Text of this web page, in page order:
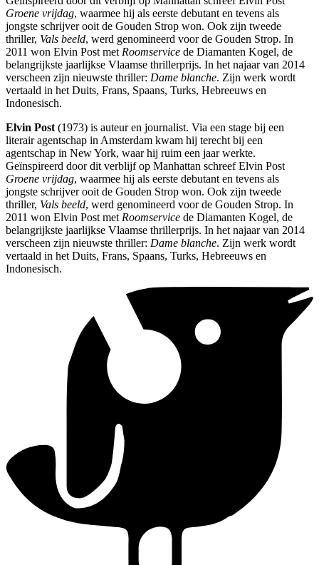
Groene vrijdag, waarmee hij als eerste debutant en tevens als
jongste schrijver ooit de Gouden Strop won. Ook zijn tweede
thriller, Vals beeld, werd genomineerd voor de Gouden Strop. In
2011 won Elvin Post met Roomservice de Diamanten Kogel, de
belangrijkste jaarlijkse Vlaamse thrillerprijs. In het najaar van 2014
verscheen zijn nieuwste thriller: Dame blanche. Zijn werk wordt
vertaald in het Duits, Frans, Spaans, Turks, Hebreeuws en
Indonesisch.
Elvin Post (1973) is auteur en journalist. Via een stage bij een
literair agentschap in Amsterdam kwam hij terecht bij een
agentschap in New York, waar hij ruim een jaar werkte.
Geïnspireerd door dit verblijf op Manhattan schreef Elvin Post
Groene vrijdag, waarmee hij als eerste debutant en tevens als
jongste schrijver ooit de Gouden Strop won. Ook zijn tweede
thriller, Vals beeld, werd genomineerd voor de Gouden Strop. In
2011 won Elvin Post met Roomservice de Diamanten Kogel, de
belangrijkste jaarlijkse Vlaamse thrillerprijs. In het najaar van 2014
verscheen zijn nieuwste thriller: Dame blanche. Zijn werk wordt
vertaald in het Duits, Frans, Spaans, Turks, Hebreeuws en
Indonesisch.